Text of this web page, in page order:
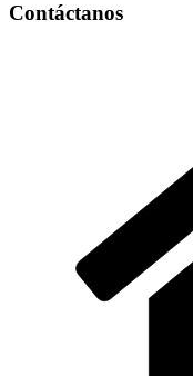
Contáctanos